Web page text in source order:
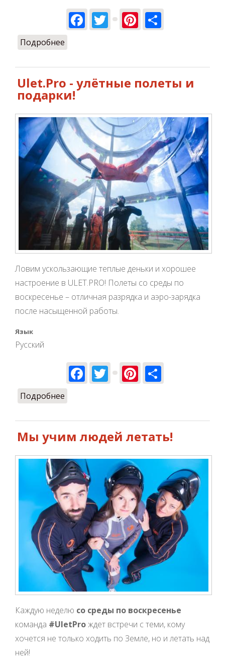
Facebook
TwitterPinterest
Подробнее
Ulet.Pro - улётные полеты и
подарки!
Ловим ускользающие теплые деньки и хорошее
настроение в ULET.PRO! Полеты со среды по
воскресенье – отличная разрядка и аэро-зарядка
после насыщенной работы.
Язык
Русский
Facebook
TwitterPinterest
Подробнее
Мы учим людей летать!
Каждую неделю со среды по воскресенье
команда #UletProждет встречи с теми, кому
хочется не только ходить по Земле, но и летать над
ней!